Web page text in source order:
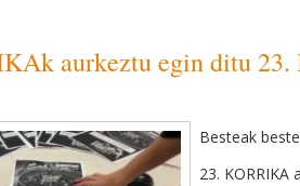
aurkeztu egin ditu
Besteak
23.